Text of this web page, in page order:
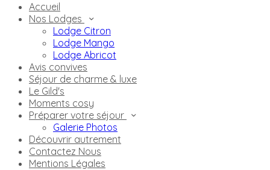
Accueil
Nos Lodges
Lodge Citron
Lodge Mango
Lodge Abricot
Avis convives
Séjour de charme & luxe
Le Gild's
Moments cosy
Préparer votre séjour
Galerie Photos
Découvrir autrement
Contactez Nous
Mentions Légales